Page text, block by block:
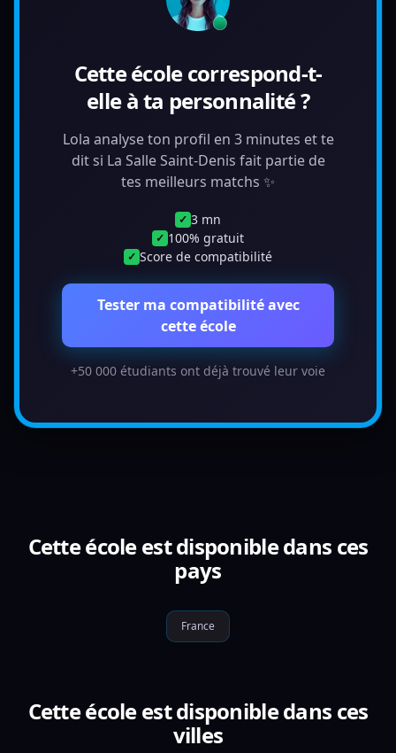
Cette école correspond-t-
elle à ta personnalité ?
Lola analyse ton profil en 3 minutes et te
dit si La Salle Saint-Denis fait partie de
tes meilleurs matchs ✨
✓ 3 mn
✓ 100% gratuit
✓ Score de compatibilité
Tester ma compatibilité avec
cette école
+50 000 étudiants ont déjà trouvé leur voie
Cette école est disponible dans ces
pays
France
Cette école est disponible dans ces
villes